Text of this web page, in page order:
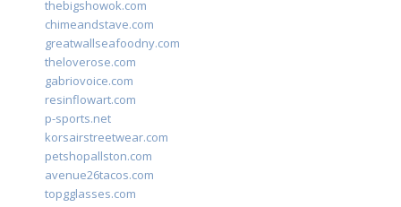
thebigshowok.com
chimeandstave.com
greatwallseafoodny.com
theloverose.com
gabriovoice.com
resinflowart.com
p-sports.net
korsairstreetwear.com
petshopallston.com
avenue26tacos.com
topgglasses.com